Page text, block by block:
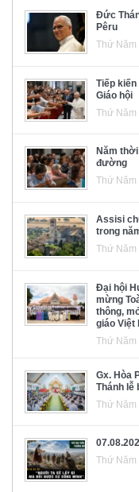
Đức
Pêru
Thứ Năm
Tiếp
Giáo hội
Thứ Năm
Năm
đường
Thứ Năm
Assisi
trong
Thứ Năm
Đại hội
mừng
thông,
giáo Việt
Thứ Năm
Gx. Hòa
Thánh lễ
Thứ Năm
Thứ Năm